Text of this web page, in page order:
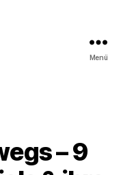
Menü
– 9